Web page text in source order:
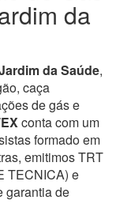
da
da Saúde,
caça
de gás e
conta com um
formado em
emitimos TRT
TECNICA) e
garantia de